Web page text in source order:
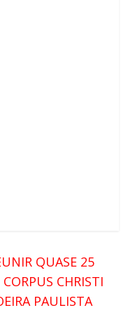
QUASE 25
CHRISTI
PAULISTA